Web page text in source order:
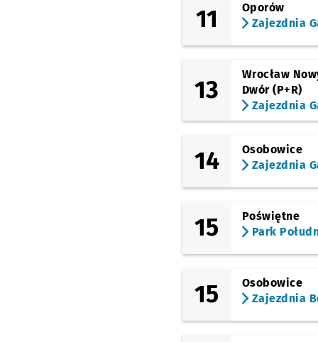
(Poniatowskiego)
Jedności Narodowej
Nowowiejska
(Jedności Narodowej)
Daszyńskiego
Mosty Warszawskie
(Toruńska)
Kętrzyńska
(Kwidzyńska)
Gęsia
Bociania
11
Oporów
Zajezdnia
13
Wrocław
Dwór (P+R)
Zajezdnia
14
Osobowice
Zajezdnia
15
Poświętne
Park
15
Osobowice
Zajezdnia